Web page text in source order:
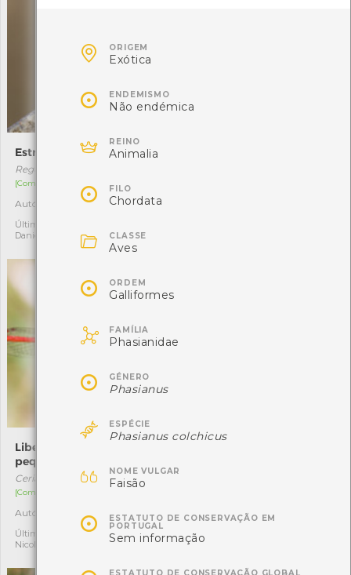
Estrelinha-real
Regulus ignicapilla
[Comum]
Autóctone
Última observação por:
Daniel Costa
Libelinha-vermelha-
pequena
Ceriagrion tenellum
[Comum]
Autóctone
Última observação por:
Nicole Viana
3
Última observação por:
 ORIGEM
Exótica
 ENDEMISMO
Não endémica
 REINO
Animalia
 FILO
Chordata
 CLASSE
Aves
 ORDEM
Galliformes
 FAMÍLIA
Phasianidae
 GÉNERO
Phasianus
 ESPÉCIE
Phasianus colchicus
 NOME VULGAR
Faisão
 ESTATUTO DE CONSERVAÇÃO EM
PORTUGAL
Sem informação
ESTATUTO DE CONSERVAÇÃO GLOBAL